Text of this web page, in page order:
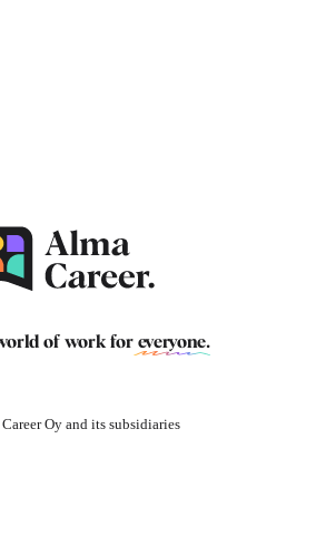
of work for everyone.
Oy and its subsidiaries